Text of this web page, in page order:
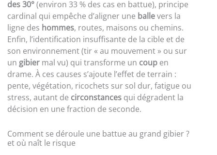
des 30°(environ 33 % des cas en battue), principe
cardinal qui empêche d’aligner une ballevers la
ligne des hommes, routes, maisons ou chemins.
Enfin, l’identification insuffisante de la cible et de
son environnement (tir « au mouvement » ou sur
un gibier mal vu) qui transforme un coup en
drame. À ces causes s’ajoute l’effet de terrain :
pente, végétation, ricochets sur sol dur, fatigue ou
stress, autant de circonstances qui dégradent la
décision en une fraction de seconde.
Comment se déroule une battue au grand gibier ?
et où naît le risque